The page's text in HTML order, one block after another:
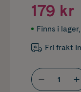
179 kr
Finns i lager,
Fri frakt